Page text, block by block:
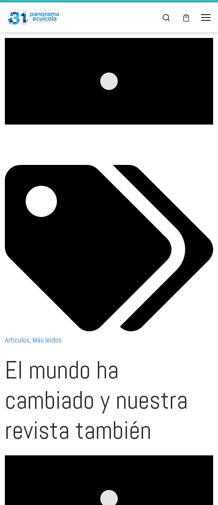
Skip to content Search
Artículos, Más leídos
El mundo ha
cambiado y nuestra
revista también